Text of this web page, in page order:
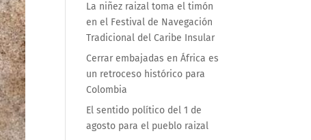
La niñez raizal toma el timón
en el Festival de Navegación
Tradicional del Caribe Insular
Cerrar embajadas en África es
un retroceso histórico para
Colombia
El sentido político del 1 de
agosto para el pueblo raizal